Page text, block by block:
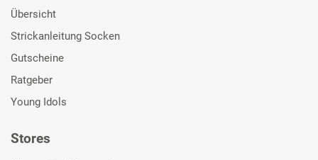
Übersicht
Strickanleitung Socken
Gutscheine
Ratgeber
Young Idols
Stores